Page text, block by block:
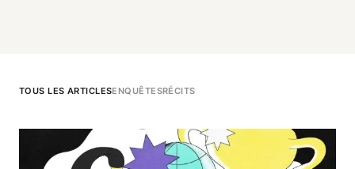
TOUS LES ARTICLESENQUÊTESRÉCITS